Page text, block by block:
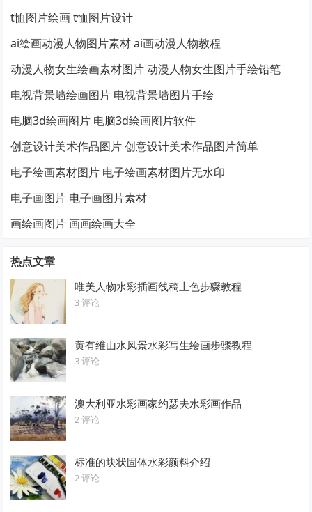
t恤图片绘画 t恤图片设计
ai绘画动漫人物图片素材 ai画动漫人物教程
动漫人物女生绘画素材图片 动漫人物女生图片手绘铅笔
电视背景墙绘画图片 电视背景墙图片手绘
电脑3d绘画图片 电脑3d绘画图片软件
创意设计美术作品图片 创意设计美术作品图片简单
电子绘画素材图片 电子绘画素材图片无水印
电子画图片 电子画图片素材
画绘画图片 画画绘画大全
热点文章
唯美人物水彩插画线稿上色步骤教程
3 评论
黄有维山水风景水彩写生绘画步骤教程
3 评论
澳大利亚水彩画家约瑟夫水彩画作品
2 评论
标准的块状固体水彩颜料介绍
2 评论